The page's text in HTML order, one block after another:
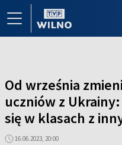
Od września
uczniów z
się w klasach z
16.06.2023, 20:00